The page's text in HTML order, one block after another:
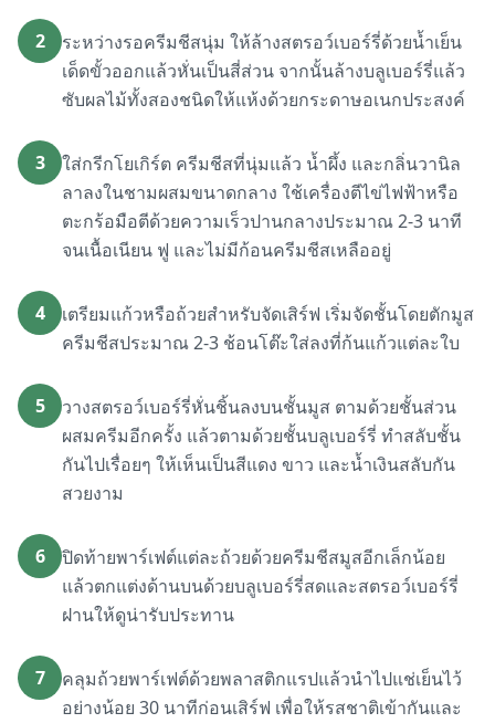
2
ระหว่างรอครีมชีสนุ่ม ให้ล้างสตรอว์เบอร์รี่ด้วยน้ำเย็น
เด็ดขั้วออกแล้วหั่นเป็นสี่ส่วน จากนั้นล้างบลูเบอร์รี่แล้ว
ซับผลไม้ทั้งสองชนิดให้แห้งด้วยกระดาษอเนกประสงค์
3
ใส่กรีกโยเกิร์ต ครีมชีสที่นุ่มแล้ว น้ำผึ้ง และกลิ่นวานิล
ลาลงในชามผสมขนาดกลาง ใช้เครื่องตีไข่ไฟฟ้าหรือ
ตะกร้อมือตีด้วยความเร็วปานกลางประมาณ 2-3 นาที
จนเนื้อเนียน ฟู และไม่มีก้อนครีมชีสเหลืออยู่
4
เตรียมแก้วหรือถ้วยสำหรับจัดเสิร์ฟ เริ่มจัดชั้นโดยตักมูส
ครีมชีสประมาณ 2-3 ช้อนโต๊ะใส่ลงที่ก้นแก้วแต่ละใบ
5
วางสตรอว์เบอร์รี่หั่นชิ้นลงบนชั้นมูส ตามด้วยชั้นส่วน
ผสมครีมอีกครั้ง แล้วตามด้วยชั้นบลูเบอร์รี่ ทำสลับชั้น
กันไปเรื่อยๆ ให้เห็นเป็นสีแดง ขาว และน้ำเงินสลับกัน
สวยงาม
6
ปิดท้ายพาร์เฟต์แต่ละถ้วยด้วยครีมชีสมูสอีกเล็กน้อย
แล้วตกแต่งด้านบนด้วยบลูเบอร์รี่สดและสตรอว์เบอร์รี่
ฝานให้ดูน่ารับประทาน
7
คลุมถ้วยพาร์เฟต์ด้วยพลาสติกแรปแล้วนำไปแช่เย็นไว้
อย่างน้อย 30 นาทีก่อนเสิร์ฟ เพื่อให้รสชาติเข้ากันและ